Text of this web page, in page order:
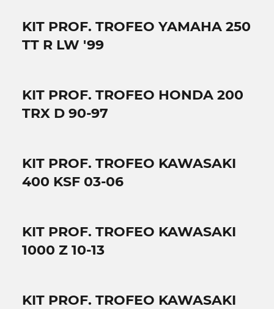
KIT PROF. TROFEO YAMAHA 250
TT R LW '99
KIT PROF. TROFEO HONDA 200
TRX D 90-97
KIT PROF. TROFEO KAWASAKI
400 KSF 03-06
KIT PROF. TROFEO KAWASAKI
1000 Z 10-13
KIT PROF. TROFEO KAWASAKI